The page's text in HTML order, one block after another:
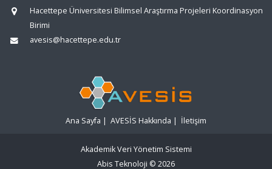
Hacettepe Üniversitesi Bilimsel Araştırma Projeleri Koordinasyon
Birimi
avesis@hacettepe.edu.tr
Ana Sayfa | AVESİS Hakkında | İletişim
Akademik Veri Yönetim Sistemi
Abis Teknoloji © 2026